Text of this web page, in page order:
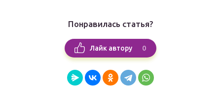
Понравилась статья?
Лайк автору 0